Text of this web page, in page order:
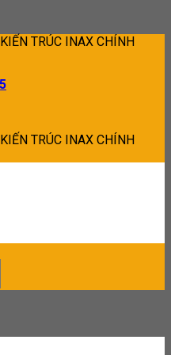
TRÚC INAX CHÍNH
TRÚC INAX CHÍNH